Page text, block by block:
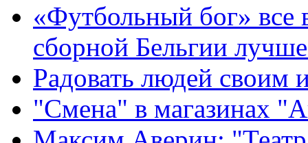
«Футбольный бог» все
сборной Бельгии
Радовать людей своим
"Смена" в магазинах